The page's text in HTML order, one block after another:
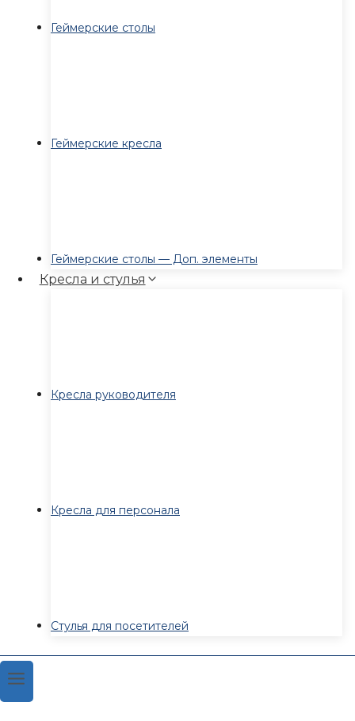
Геймерские столы
Геймерские кресла
Геймерские столы — Доп. элементы
Кресла и стулья
Кресла руководителя
Кресла для персонала
Стулья для посетителей